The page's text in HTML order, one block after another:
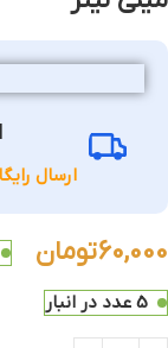
ارسال رایگان
60,000تومان
5 عدد در انبار